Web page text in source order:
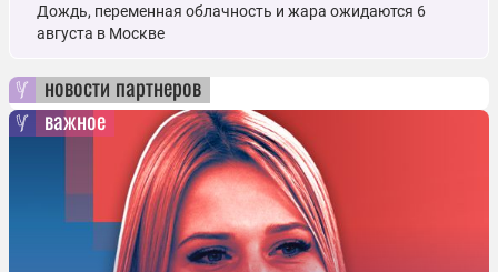
Дождь, переменная облачность и жара ожидаются 6
августа в Москве
новости партнеров
важное